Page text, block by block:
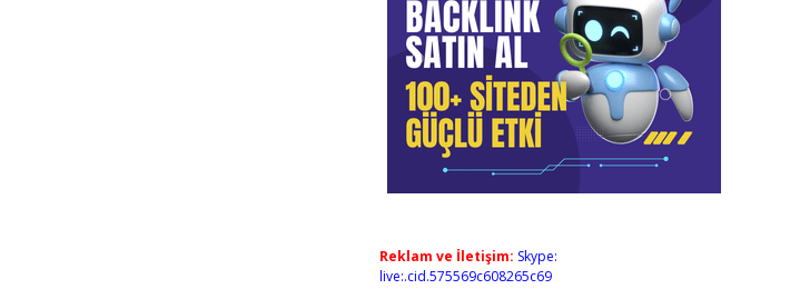
Reklam ve İletişim: Skype:
live:.cid.575569c608265c69